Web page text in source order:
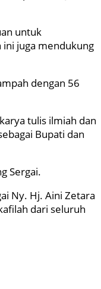
untuk
ini juga mendukung
dengan 56
tulis ilmiah dan
Bupati dan
Sergai.
Ny. Hj. Aini Zetara
dari seluruh